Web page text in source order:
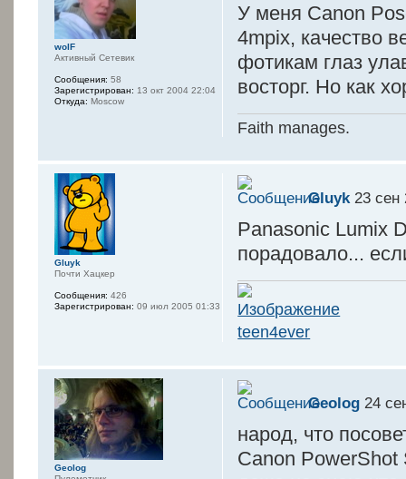
У меня Canon
4mpix, качество
фотикам глаз
восторг. Но как
Faith manages.
wolF
Активный Сетевик
Сообщения: 58
Зарегистрирован: 13 окт 2004 22:04
Откуда: Moscow
Gluyk 23 сен
Panasonic Lumix
порадовало...
teen4ever
Gluyk
Почти Хацкер
Сообщения: 426
Зарегистрирован: 09 июл 2005 01:33
Geolog 24
народ, что
Canon PowerShot
Geolog